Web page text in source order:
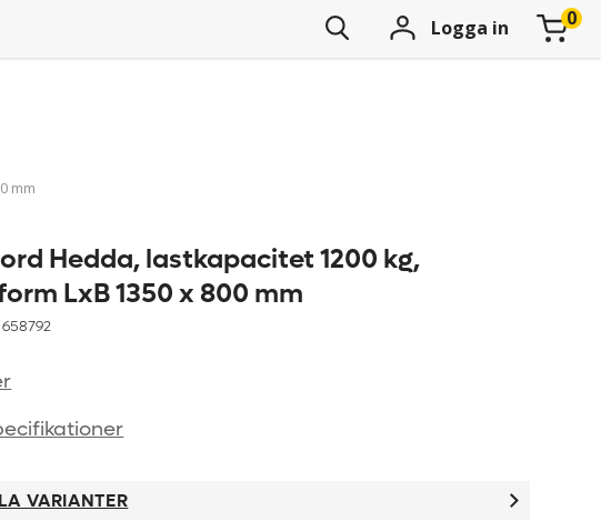
Logga in
mm
Hedda, lastkapacitet 1200 kg,
LxB 1350 x 800 mm
658792
VARIANTER